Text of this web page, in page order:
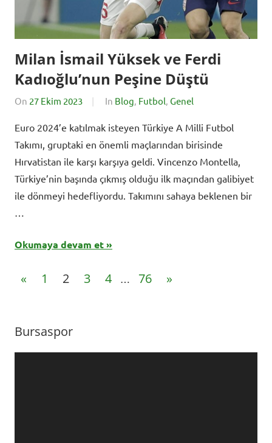
Milan İsmail Yüksek ve Ferdi
Kadıoğlu’nun Peşine Düştü
On 27 Ekim 2023
By
In Blog, Futbol, Genel
Euro 2024’e katılmak isteyen Türkiye A Milli Futbol
Takımı, gruptaki en önemli maçlarından birisinde
Hırvatistan ile karşı karşıya geldi. Vincenzo Montella,
Türkiye’nin başında çıkmış olduğu ilk maçından galibiyet
ile dönmeyi hedefliyordu. Takımını sahaya beklenen bir
…
Okumaya devam et
Yazı
« Previous
1 2 3 4 … 76
Next
»
Bursaspor